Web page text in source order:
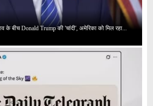
के बीच Donald Trump की 'चांदी', अमेरिका को मिल रहा...